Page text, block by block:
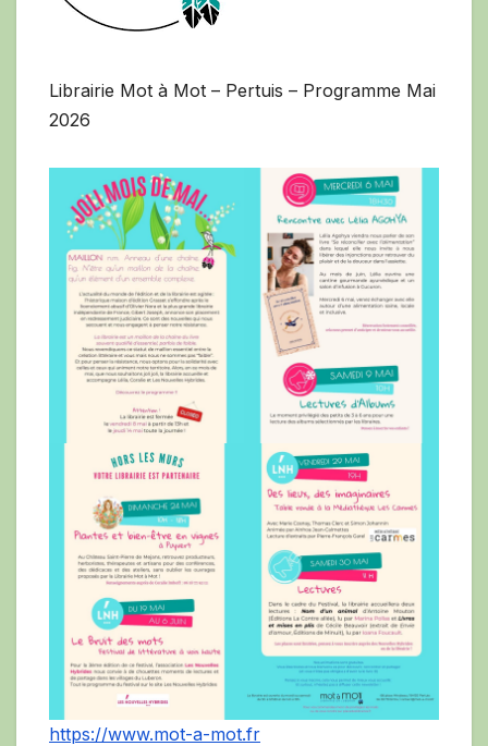
Librairie Mot à Mot – Pertuis – Programme Mai
2026
https://www.mot-a-mot.fr